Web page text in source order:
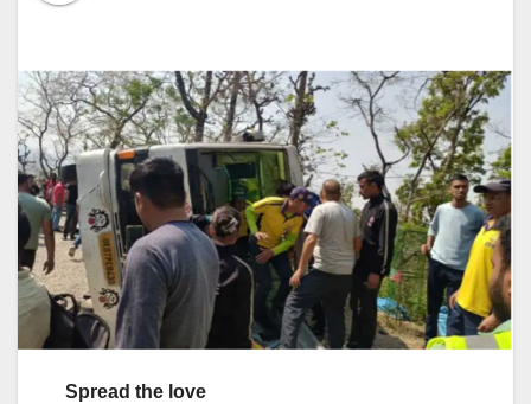
Spread the love